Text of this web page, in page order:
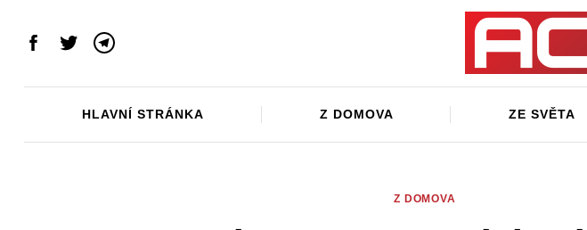
Facebook
TwitterTelegram
HLAVNÍ STRÁNKA Z DOMOVA ZE SVĚTA
Z DOMOVA